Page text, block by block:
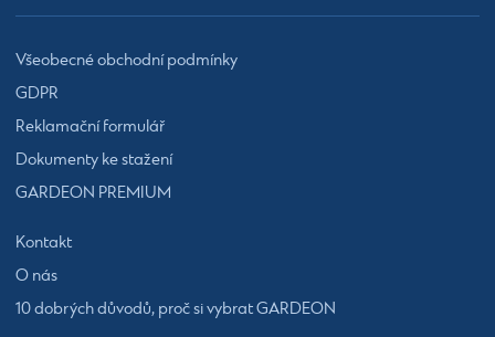
Všeobecné obchodní podmínky
GDPR
Reklamační formulář
Dokumenty ke stažení
GARDEON PREMIUM
Kontakt
O nás
10 dobrých důvodů, proč si vybrat GARDEON